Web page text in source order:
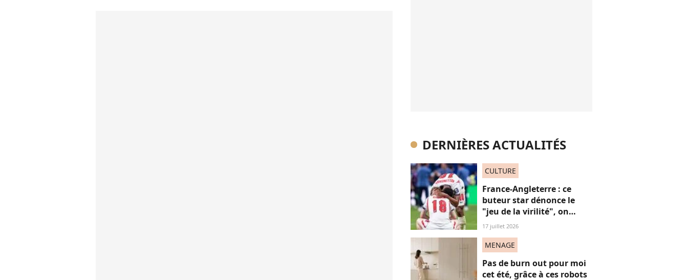
DERNIÈRES ACTUALITÉS
CULTURE
France-Angleterre : ce
buteur star dénonce le
"jeu de la virilité", on
décrypte ses mots pas très
"frères Gallagher"
17 juillet 2026
MENAGE
Pas de burn out pour moi
cet été, grâce à ces robots